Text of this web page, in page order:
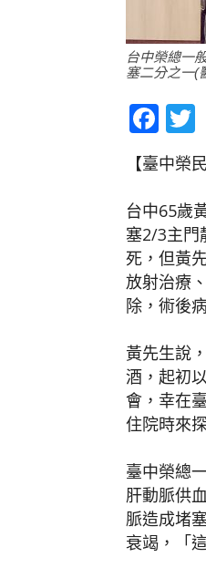
台中榮總一
塞二分之一(
【臺中榮
台中65歲
塞2/3主門
死，但黃
放射治療
除，術後
黃先生說
酒，起初
會，幸在
住院時來
臺中榮總
肝動脈供
脈造成堵
衰竭，「